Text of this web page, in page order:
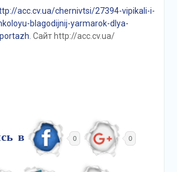
acc.cv.ua/chernivtsi/27394-vipikali-i-
blagodijnij-yarmarok-dlya-
. Сайт http://acc.cv.ua/
в 0 0